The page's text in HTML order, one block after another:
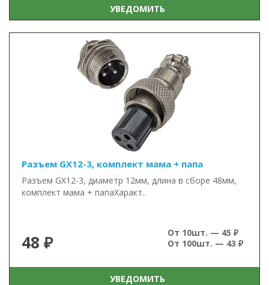
УВЕДОМИТЬ
Разъем GX12-3, комплект мама + папа
Разъем GX12-3, диаметр 12мм, длина в сборе 48мм,
комплект мама + папаХаракт..
48 ₽
От 10шт. — 45 ₽
От 100шт. — 43 ₽
УВЕДОМИТЬ